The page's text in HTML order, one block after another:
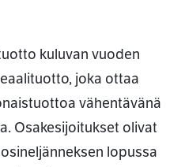
kuluvan vuoden
joka ottaa
vähentävänä
Osakesijoitukset olivat
lopussa